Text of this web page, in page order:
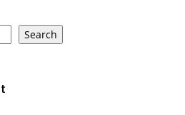
Search